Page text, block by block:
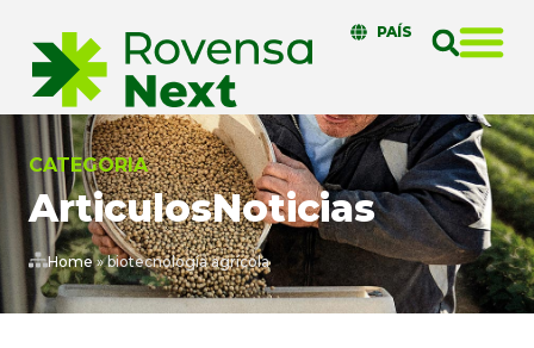
PAÍS
CATEGORIA
ArticulosNoticias
Home»biotecnología agrícola